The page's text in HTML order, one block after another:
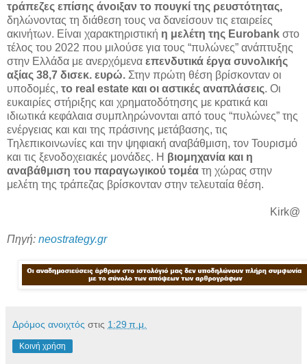
τράπεζες επίσης άνοιξαν το πουγκί της ρευστότητας,
δηλώνοντας τη διάθεση τους να δανείσουν τις εταιρείες
ακινήτων. Είναι χαρακτηριστική η μελέτη της Eurobank στο
τέλος του 2022 που μιλούσε για τους “πυλώνες” ανάπτυξης
στην Ελλάδα με ανερχόμενα επενδυτικά έργα συνολικής
αξίας 38,7 δισεκ. ευρώ. Στην πρώτη θέση βρίσκονταν οι
υποδομές, το real estate και οι αστικές αναπλάσεις. Οι
ευκαιρίες στήριξης και χρηματοδότησης με κρατικά και
ιδιωτικά κεφάλαια συμπληρώνονται από τους “πυλώνες” της
ενέργειας και και της πράσινης μετάβασης, τις
Τηλεπικοινωνίες και την ψηφιακή αναβάθμιση, τον Τουρισμό
και τις ξενοδοχειακές μονάδες. Η βιομηχανία και η
αναβάθμιση του παραγωγικού τομέα τη χώρας στην
μελέτη της τράπεζας βρίσκονταν στην τελευταία θέση.
Kirk@
Πηγή: neostrategy.gr
Δρόμος ανοιχτός στις 1:29 π.μ.
Κοινή χρήση